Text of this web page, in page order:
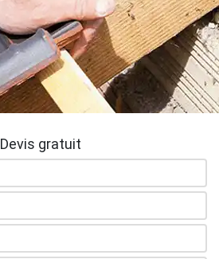
Devis gratuit